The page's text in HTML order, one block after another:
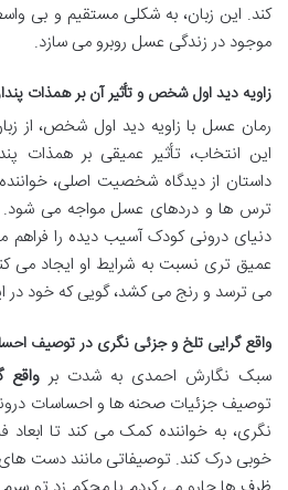
کند. این زبان، به شکلی مستقیم و بی
موجود در زندگی عسل روبرو می سازد.
زاویه دید اول شخص و تأثیر آن بر همذات
رمان عسل با زاویه دید اول شخص، از
این انتخاب، تأثیر عمیقی بر همذات
داستان از دیدگاه شخصیت اصلی،
ترس ها و دردهای عسل مواجه می شود.
دنیای درونی کودک آسیب دیده را
عمیق تری نسبت به شرایط او ایجاد می
می ترسد و رنج می کشد، گویی که خود
واقع گرایی تلخ و جزئی نگری در توصیف
سبک نگارش احمدی به شدت بر واقع
توصیف جزئیات صحنه ها و احساسات
نگری، به خواننده کمک می کند تا ابعاد
خوبی درک کند. توصیفاتی مانند دست های